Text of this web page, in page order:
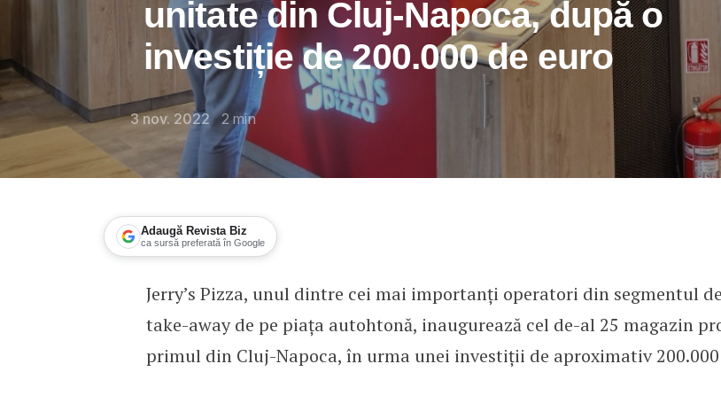
unitate din Cluj-Napoca, după o
investiție de 200.000 de euro
3 nov. 2022 2 min
Adaugă Revista Biz
ca sursă preferată în Google
Jerry’s Pizza a deschis prima unitate din Cluj-
Jerry’s Pizza, unul dintre cei mai importanți operatori din segmentul
take-away de pe piața autohtonă, inaugurează cel de-al 25 magazin
primul din Cluj-Napoca, în urma unei investiții de aproximativ 200.000